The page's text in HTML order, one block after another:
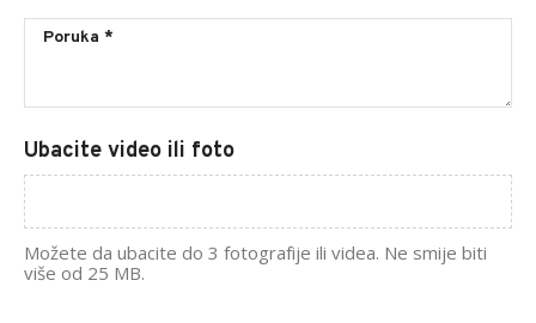
Ubacite video ili foto
Možete da ubacite do 3 fotografije ili videa. Ne smije biti
više od 25 MB.